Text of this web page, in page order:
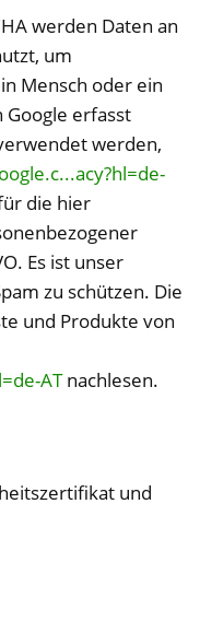
werden Daten an
um
Mensch oder ein
Google erfasst
werden,
die hier
Es ist unser
zu schützen. Die
und Produkte von
ATnachlesen.
und